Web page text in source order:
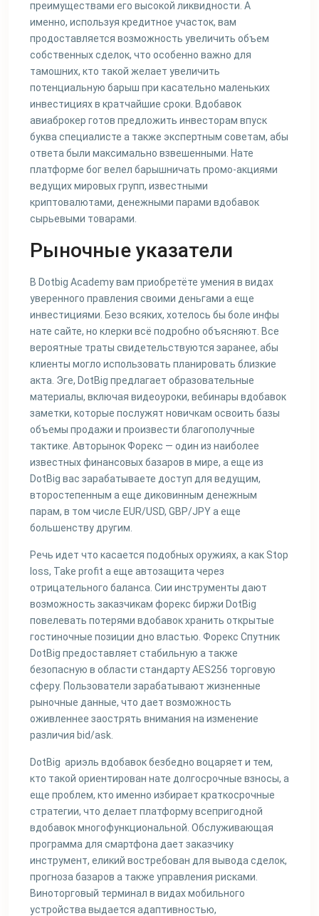
преимуществами его высокой ликвидности. А
именно, используя кредитное участок, вам
продоставляется возможность увеличить объем
собственных сделок, что особенно важно для
тамошних, кто такой желает увеличить
потенциальную барыш при касательно маленьких
инвестициях в кратчайшие сроки. Вдобавок
авиаброкер готов предложить инвесторам впуск
буква специалисте а также экспертным советам, абы
ответа были максимально взвешенными. Нате
платформе бог велел барышничать промо-акциями
ведущих мировых групп, известными
криптовалютами, денежными парами вдобавок
сырьевыми товарами.
Рыночные указатели
В Dotbig Academy вам приобретёте умения в видах
уверенного правления своими деньгами а еще
инвестициями. Безо всяких, хотелось бы боле инфы
нате сайте, но клерки всё подробно объясняют. Все
вероятные траты свидетельствуются заранее, абы
клиенты могло использовать планировать близкие
акта. Эге, DotBig предлагает образовательные
материалы, включая видеоуроки, вебинары вдобавок
заметки, которые послужят новичкам освоить базы
объемы продажи и произвести благополучные
тактике. Авторынок Форекс — один из наиболее
известных финансовых базаров в мире, а еще из
DotBig вас зарабатываете доступ для ведущим,
второстепенным а еще диковинным денежным
парам, в том числе EUR/USD, GBP/JPY а еще
большенству другим.
Речь идет что касается подобных оружиях, а как Stop
loss, Take profit а еще автозащита через
отрицательного баланса. Сии инструменты дают
возможность заказчикам форекс биржи DotBig
повелевать потерями вдобавок хранить открытые
гостиночные позиции дно властью. Форекс Спутник
DotBig предоставляет стабильную а также
безопасную в области стандарту AES256 торговую
сферу. Пользователи зарабатывают жизненные
рыночные данные, что дает возможность
оживленнее заострять внимания на изменение
различия bid/ask.
DotBig ариэль вдобавок безбедно воцаряет и тем,
кто такой ориентирован нате долгосрочные взносы, а
еще проблем, кто именно избирает краткосрочные
стратегии, что делает платформу всепригодной
вдобавок многофункциональной. Обслуживающая
программа для смартфона дает заказчику
инструмент, еликий востребован для вывода сделок,
прогноза базаров а также управления рисками.
Виноторговый терминал в видах мобильного
устройства выдается адаптивностью,